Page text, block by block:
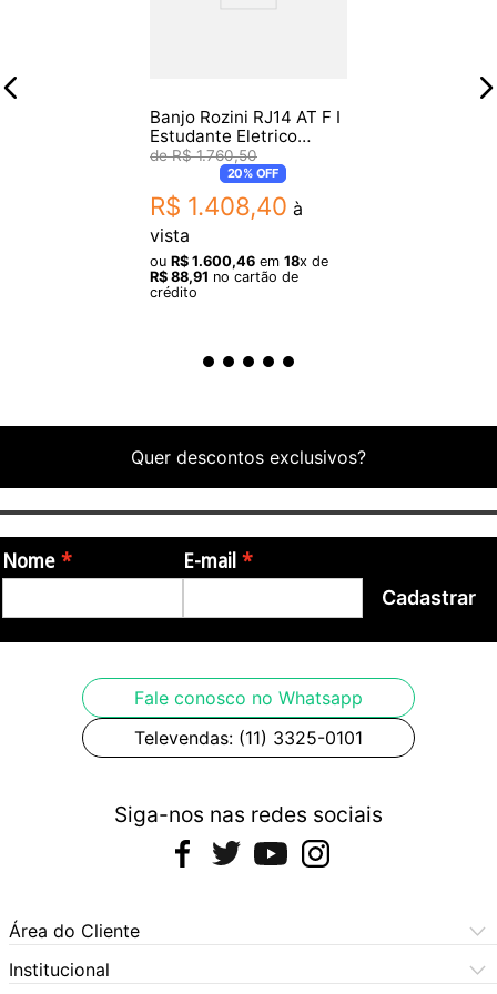
Banjo Rozini RJ14 AT F I
Estudante Eletrico
Fosco EQ GC-2
R$ 1.760,50
20%OFF
R$ 1.408,40 à
vista
ou R$ 1.600,46 em 18x de
R$ 88,91 no cartão de
crédito
Quer descontos exclusivos?
Nome E-mail
Cadastrar
Fale conosco no Whatsapp
Televendas: (11) 3325-0101
Siga-nos nas redes sociais
Área do Cliente
Meus Pedidos
Institucional